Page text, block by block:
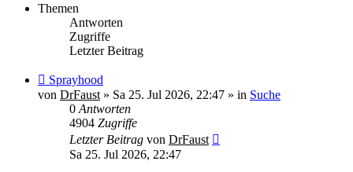
Themen
Antworten
Zugriffe
Letzter Beitrag
Neuer
Beitrag
Sprayhood
von DrFaust » Sa 25. Jul 2026, 22:47 » in Suche
0 Antworten
4904 Zugriffe
Letzter Beitrag von DrFaust
Sa 25. Jul 2026, 22:47